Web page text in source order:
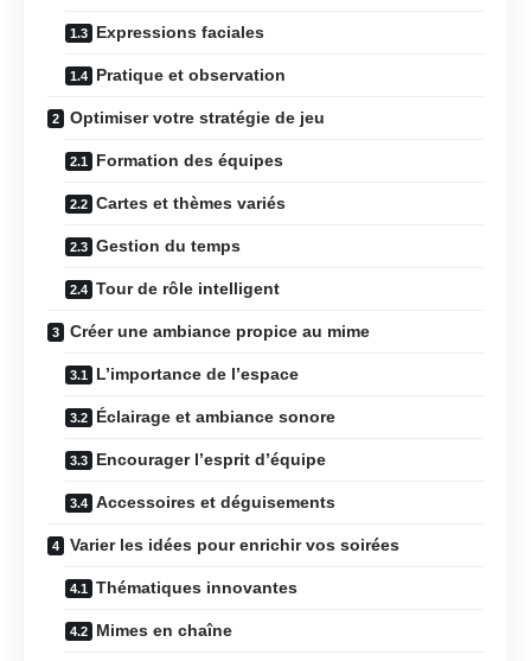
Expressions faciales
Pratique et observation
Optimiser votre stratégie de jeu
Formation des équipes
Cartes et thèmes variés
Gestion du temps
Tour de rôle intelligent
Créer une ambiance propice au mime
L’importance de l’espace
Éclairage et ambiance sonore
Encourager l’esprit d’équipe
Accessoires et déguisements
Varier les idées pour enrichir vos soirées
Thématiques innovantes
Mimes en chaîne